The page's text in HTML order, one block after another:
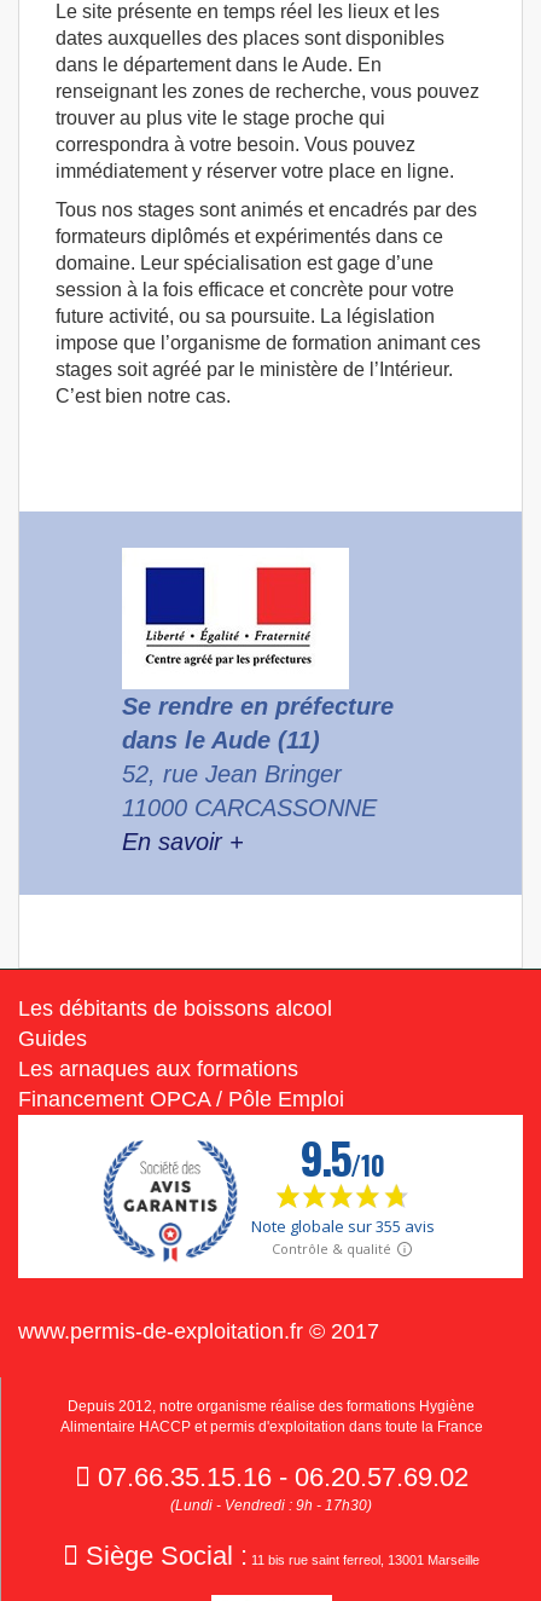
Le site présente en temps réel les lieux et les
dates auxquelles des places sont disponibles
dans le département dans le Aude. En
renseignant les zones de recherche, vous pouvez
trouver au plus vite le stage proche qui
correspondra à votre besoin. Vous pouvez
immédiatement y réserver votre place en ligne.
Tous nos stages sont animés et encadrés par des
formateurs diplômés et expérimentés dans ce
domaine. Leur spécialisation est gage d’une
session à la fois efficace et concrète pour votre
future activité, ou sa poursuite. La législation
impose que l’organisme de formation animant ces
stages soit agréé par le ministère de l’Intérieur.
C’est bien notre cas.
Se rendre en préfecture
dans le Aude (11)
52, rue Jean Bringer
11000 CARCASSONNE
En savoir +
Les débitants de boissons alcool
Guides
Les arnaques aux formations
Financement OPCA / Pôle Emploi
www.permis-de-exploitation.fr © 2017
Depuis 2012, notre organisme réalise des formations Hygiène
Alimentaire HACCP et permis d'exploitation dans toute la France
07.66.35.15.16 - 06.20.57.69.02
(Lundi - Vendredi : 9h - 17h30)
Siège Social : 11 bis rue saint ferreol, 13001 Marseille